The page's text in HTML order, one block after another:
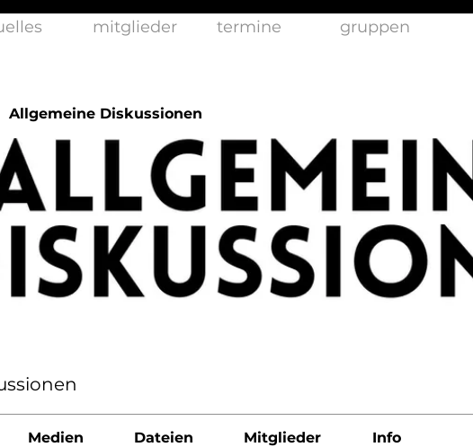
mitglieder termine gruppen
Allgemeine Diskussionen
Medien Dateien Mitglieder Info